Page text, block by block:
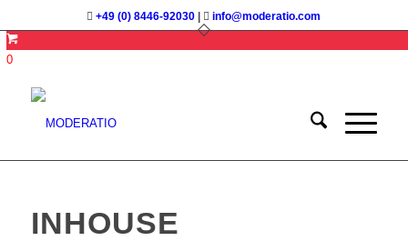
+49 (0) 8446-92030 info@moderatio.com
0
INHOUSE